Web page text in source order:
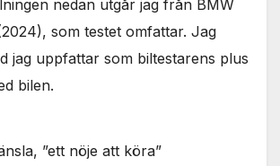
nedan utgår jag från BMW
som testet omfattar. Jag
jag uppfattar som biltestarens plus
bilen.
”ett nöje att köra”